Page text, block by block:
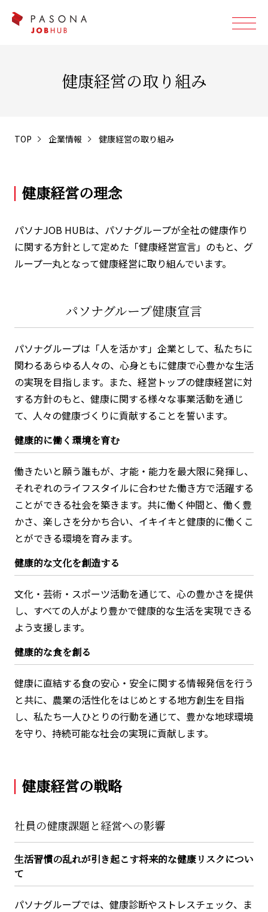
健康経営の取り組み
TOP 企業情報 健康経営の取り組み
健康経営の理念
パソナJOB HUBは、パソナグループが全社の健康作り
に関する方針として定めた「健康経営宣言」のもと、グ
ループ一丸となって健康経営に取り組んでいます。
パソナグループ健康宣言
パソナグループは「人を活かす」企業として、私たちに
関わるあらゆる人々の、心身ともに健康で心豊かな生活
の実現を目指します。また、経営トップの健康経営に対
する方針のもと、健康に関する様々な事業活動を通じ
て、人々の健康づくりに貢献することを誓います。
健康的に働く環境を育む
働きたいと願う誰もが、才能・能力を最大限に発揮し、
それぞれのライフスタイルに合わせた働き方で活躍する
ことができる社会を築きます。共に働く仲間と、働く豊
かさ、楽しさを分かち合い、イキイキと健康的に働くこ
とができる環境を育みます。
健康的な文化を創造する
文化・芸術・スポーツ活動を通じて、心の豊かさを提供
し、すべての人がより豊かで健康的な生活を実現できる
よう支援します。
健康的な食を創る
健康に直結する食の安心・安全に関する情報発信を行う
と共に、農業の活性化をはじめとする地方創生を目指
し、私たち一人ひとりの行動を通じて、豊かな地球環境
を守り、持続可能な社会の実現に貢献します。
健康経営の戦略
社員の健康課題と経営への影響
生活習慣の乱れが引き起こす将来的な健康リスクについ
て
パソナグループでは、健康診断やストレスチェック、ま